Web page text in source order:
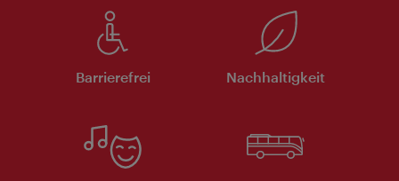
Barrierefrei Nachhaltigkeit